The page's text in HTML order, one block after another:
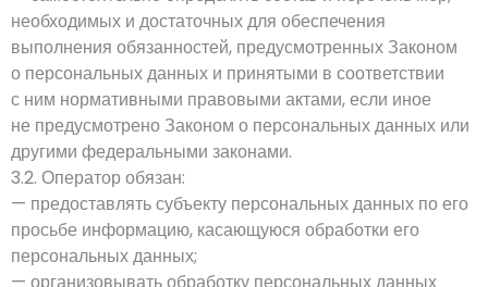
необходимых и достаточных для обеспечения
выполнения обязанностей, предусмотренных Законом
о персональных данных и принятыми в соответствии
с ним нормативными правовыми актами, если иное
не предусмотрено Законом о персональных данных или
другими федеральными законами.
3.2. Оператор обязан:
— предоставлять субъекту персональных данных по его
просьбе информацию, касающуюся обработки его
персональных данных;
— организовывать обработку персональных данных